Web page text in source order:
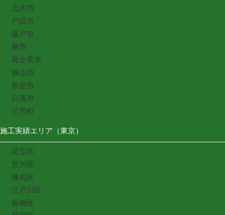
志木市
戸田市
坂戸市
蕨市
富士見市
狭山市
新座市
日高市
三芳町
施工実績エリア（東京）
足立区
荒川区
練馬区
江戸川区
板橋区